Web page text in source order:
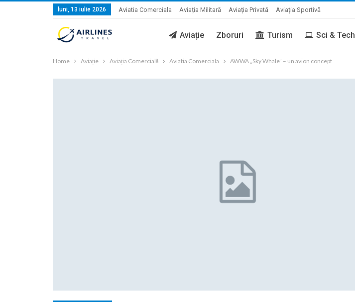
luni, 13 iulie 2026 Aviatia Comerciala Aviația Militară Aviația Privată Aviația Sportivă
Aviație Zboruri Turism Sci & Tech
Home Aviație Aviația Comercială Aviatia Comerciala AWWA „Sky Whale” – un avion concept